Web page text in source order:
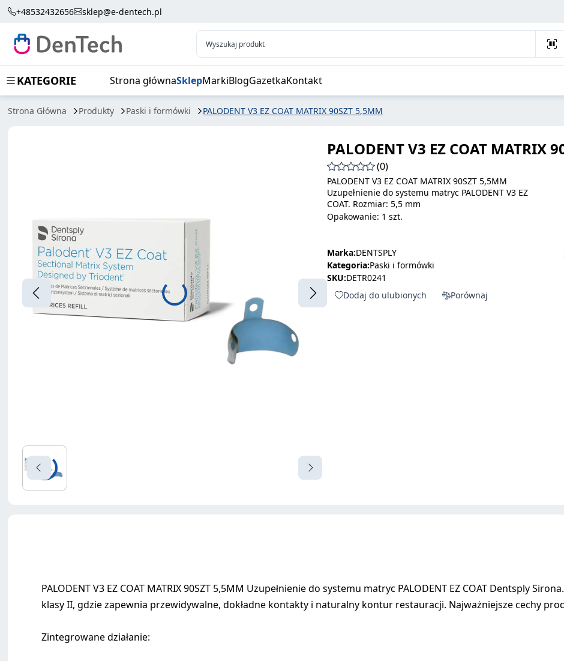
+48532432656 sklep@e-dentech.pl
Wyszukaj produkt
KATEGORIE Strona głównaSklepMarkiBlogGazetkaKontakt
Strona Główna Produkty Paski i formówki PALODENT V3 EZ COAT MATRIX 90SZT 5,5MM
PALODENT V3 EZ COAT MATRIX 90SZT 5,5MM
PALODENT V3 EZ COAT MATRIX
(0)
PALODENT V3 EZ COAT MATRIX 90SZT 5,5MM
Uzupełnienie do systemu matryc PALODENT V3 EZ
COAT. Rozmiar: 5,5 mm
Opakowanie: 1 szt.
Marka:DENTSPLY
Kategoria:Paski i formówki
SKU:DETR0241
Dodaj do ulubionych
Porównaj
PALODENT V3 EZ COAT MATRIX 90SZT 5,5MM Uzupełnienie do systemu matryc PALODENT EZ COAT Dentsply
klasy II, gdzie zapewnia przewidywalne, dokładne kontakty i naturalny kontur restauracji. Najważniejsze cechy
Zintegrowane działanie: